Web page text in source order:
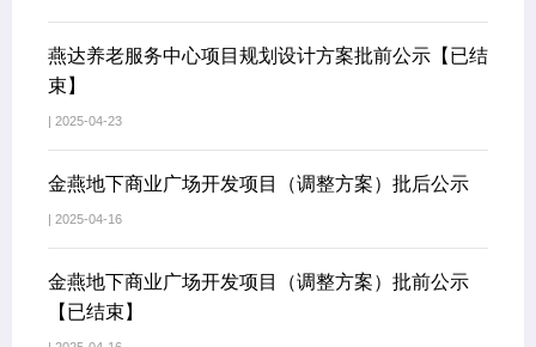
燕达养老服务中心项目规划设计方案批前公示【已结
束】
| 2025-04-23
金燕地下商业广场开发项目（调整方案）批后公示
| 2025-04-16
金燕地下商业广场开发项目（调整方案）批前公示
【已结束】